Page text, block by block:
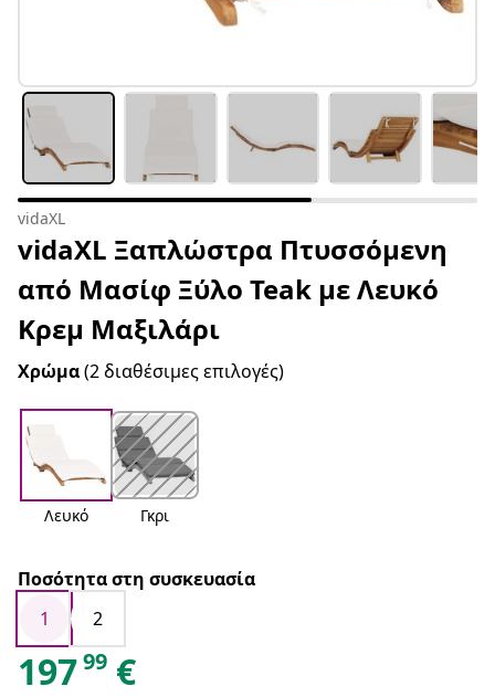
vidaXL
vidaXL Ξαπλώστρα Πτυσσόμενη
από Μασίφ Ξύλο Teak με Λευκό
Κρεμ Μαξιλάρι
Χρώμα(2 διαθέσιμες επιλογές)
Λευκό Γκρι
Ποσότητα στη συσκευασία
1
2
19799 €